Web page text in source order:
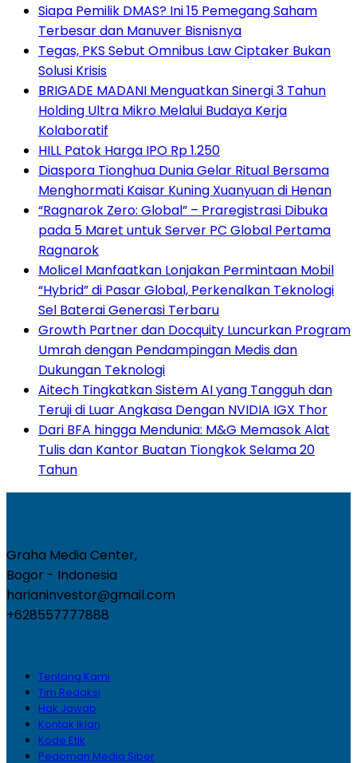
Siapa Pemilik DMAS? Ini 15 Pemegang Saham
Terbesar dan Manuver Bisnisnya
Tegas, PKS Sebut Omnibus Law Ciptaker Bukan
Solusi Krisis
BRIGADE MADANI Menguatkan Sinergi 3 Tahun
Holding Ultra Mikro Melalui Budaya Kerja
Kolaboratif
HILL Patok Harga IPO Rp 1.250
Diaspora Tionghua Dunia Gelar Ritual Bersama
Menghormati Kaisar Kuning Xuanyuan di Henan
“Ragnarok Zero: Global” – Praregistrasi Dibuka
pada 5 Maret untuk Server PC Global Pertama
Ragnarok
Molicel Manfaatkan Lonjakan Permintaan Mobil
“Hybrid” di Pasar Global, Perkenalkan Teknologi
Sel Baterai Generasi Terbaru
Growth Partner dan Docquity Luncurkan Program
Umrah dengan Pendampingan Medis dan
Dukungan Teknologi
Aitech Tingkatkan Sistem AI yang Tangguh dan
Teruji di Luar Angkasa Dengan NVIDIA IGX Thor
Dari BFA hingga Mendunia: M&G Memasok Alat
Tulis dan Kantor Buatan Tiongkok Selama 20
Tahun
Graha Media Center,
Bogor - Indonesia
harianinvestor@gmail.com
+628557777888
Tentang Kami
Tim Redaksi
Hak Jawab
Kontak Iklan
Kode Etik
Pedoman Media Siber